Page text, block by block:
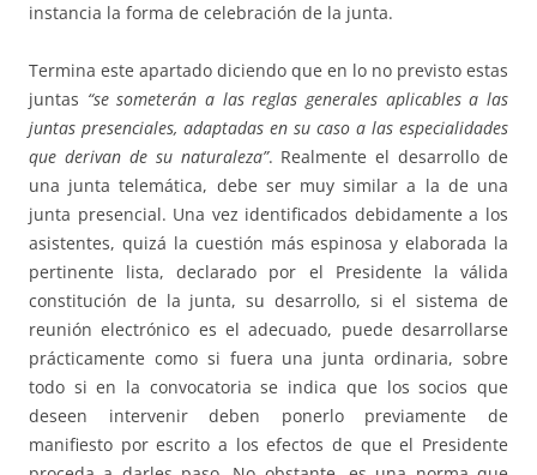
instancia la forma de celebración de la junta.
Termina este apartado diciendo que en lo no previsto estas
juntas “se someterán a las reglas generales aplicables a las
juntas presenciales, adaptadas en su caso a las especialidades
que derivan de su naturaleza”. Realmente el desarrollo de
una junta telemática, debe ser muy similar a la de una
junta presencial. Una vez identificados debidamente a los
asistentes, quizá la cuestión más espinosa y elaborada la
pertinente lista, declarado por el Presidente la válida
constitución de la junta, su desarrollo, si el sistema de
reunión electrónico es el adecuado, puede desarrollarse
prácticamente como si fuera una junta ordinaria, sobre
todo si en la convocatoria se indica que los socios que
deseen intervenir deben ponerlo previamente de
manifiesto por escrito a los efectos de que el Presidente